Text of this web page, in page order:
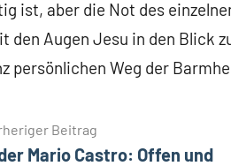
ist, aber die Not des
den Augen Jesu in den Blick
persönlichen Weg der
Beitrag
Mario Castro: Offen und